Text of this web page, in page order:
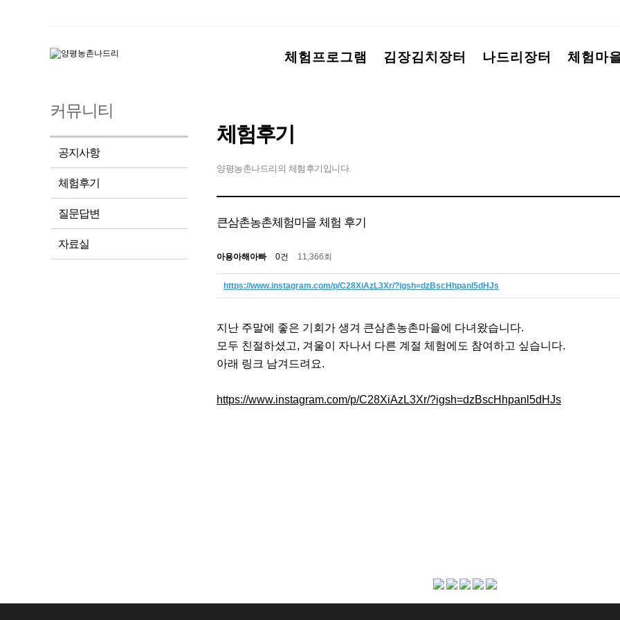
체험프로그램 김장김치장터 나드리장터 체험마
커뮤니티
공지사항
체험후기
질문답변
자료실
체험후기
양평농촌나드리의 체험후기입니다.
큰삼촌농촌체험마을 체험 후기
아용아해아빠 0건 11,366회
https://www.instagram.com/p/C28XiAzL3Xr/?igsh=dzBscHhpanl5dHJs
지난 주말에 좋은 기회가 생겨 큰삼촌농촌마을에 다녀왔습니다.
모두 친절하셨고, 겨울이 자나서 다른 계절 체험에도 참여하고 싶습니다.
아래 링크 남겨드려요.
https://www.instagram.com/p/C28XiAzL3Xr/?igsh=dzBscHhpanl5dHJs